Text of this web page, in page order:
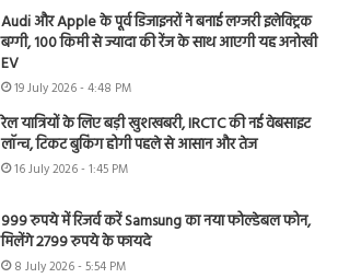
Audi और Apple के पूर्व डिजाइनरों ने बनाई लग्जरी इलेक्ट्रिक
बग्गी, 100 किमी से ज्यादा की रेंज के साथ आएगी यह अनोखी
EV
19 July 2026 - 4:48 PM
रेल यात्रियों के लिए बड़ी खुशखबरी, IRCTC की नई वेबसाइट
लॉन्च, टिकट बुकिंग होगी पहले से आसान और तेज
16 July 2026 - 1:45 PM
999 रुपये में रिजर्व करें Samsung का नया फोल्डेबल फोन,
मिलेंगे 2799 रुपये के फायदे
8 July 2026 - 5:54 PM